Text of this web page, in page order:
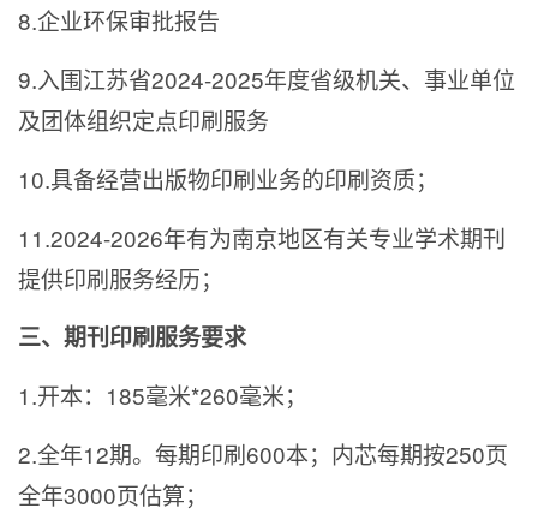
8.企业环保审批报告
9.入围江苏省2024-2025年度省级机关、事业单位
及团体组织定点印刷服务
10.具备经营出版物印刷业务的印刷资质；
11.2024-2026年有为南京地区有关专业学术期刊
提供印刷服务经历；
三、期刊印刷服务要求
1.开本：185毫米*260毫米；
2.全年12期。每期印刷600本；内芯每期按250页
全年3000页估算；